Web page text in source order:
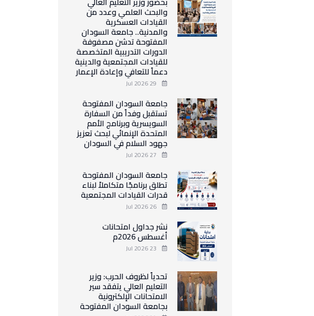
والبحث العلمي وعدد من
القيادات العسكرية
والمدنية.. جامعة السودان
المفتوحة تدشن مصفوفة
الدورات التدريبية المتخصصة
للقيادات المجتمعية والدينية
دعماً للتعافي وإعادة الإعمار
جامعة السودان المفتوحة
تستقبل وفداً من السفارة
السويسرية وبرنامج الأمم
المتحدة الإنمائي لبحث تعزيز
جهود السلام في السودان
جامعة السودان المفتوحة
تطلق برنامجًا متكاملاً لبناء
قدرات القيادات المجتمعية
نشر جداول امتحانات
أغسطس 2026م
تحدياً لظروف الحرب: وزير
التعليم العالي يتفقد سير
الامتحانات الإلكترونية
بجامعة السودان المفتوحة